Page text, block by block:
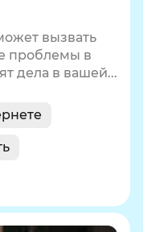
вызвать
проблемы в
дела в вашей...